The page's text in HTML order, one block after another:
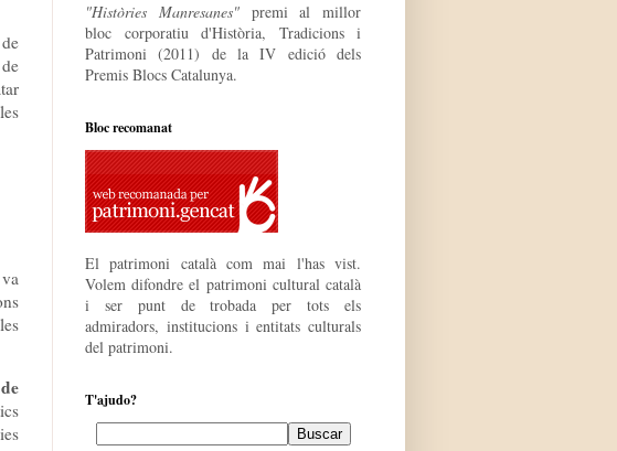
va
"Històries Manresanes"premi al millor
bloc corporatiu d'Història, Tradicions i
Patrimoni (2011) de la IV edició dels
Premis Blocs Catalunya.
Bloc recomanat
El patrimoni català com mai l'has vist.
Volem difondre el patrimoni cultural català
i ser punt de trobada per tots els
admiradors, institucions i entitats culturals
del patrimoni.
T'ajudo?